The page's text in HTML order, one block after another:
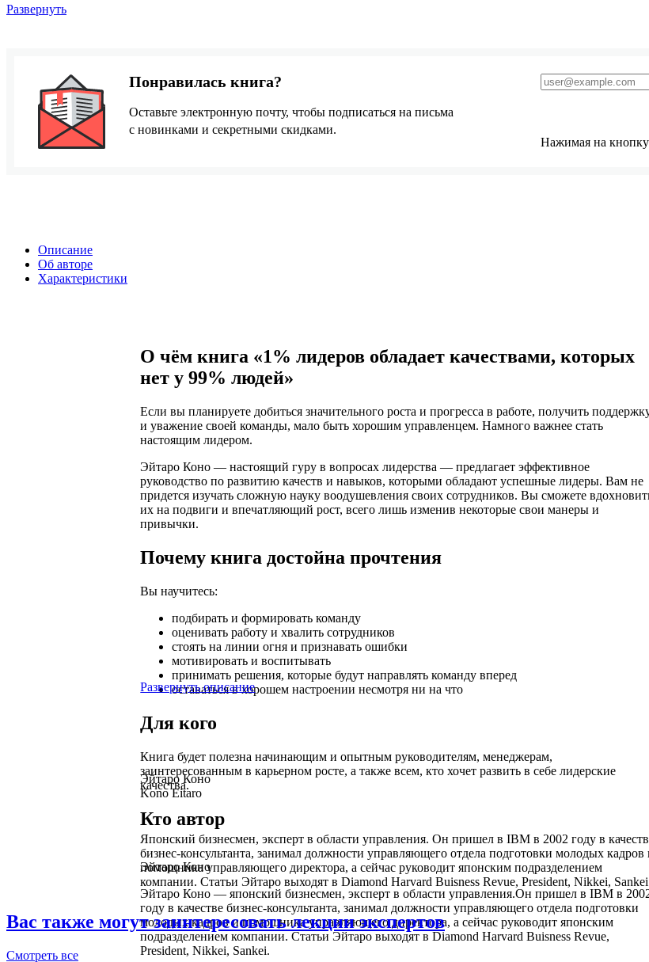
Развернуть
Описание
Об авторе
Характеристики
О чём книга «1% лидеров обладает качествами, которых
нет у 99% людей»
Если вы планируете добиться значительного роста и прогресса в работе, получить
и уважение своей команды, мало быть хорошим управленцем. Намного важнее стать
настоящим лидером.
Эйтаро Коно — настоящий гуру в вопросах лидерства — предлагает эффективное
руководство по развитию качеств и навыков, которыми обладают успешные лидеры. Вам не
придется изучать сложную науку воодушевления своих сотрудников. Вы сможете
их на подвиги и впечатляющий рост, всего лишь изменив некоторые свои манеры и
привычки.
Почему книга достойна прочтения
Вы научитесь:
подбирать и формировать команду
оценивать работу и хвалить сотрудников
стоять на линии огня и признавать ошибки
мотивировать и воспитывать
принимать решения, которые будут направлять команду вперед
оставаться в хорошем настроении несмотря ни на что
Для кого
Книга будет полезна начинающим и опытным руководителям, менеджерам,
заинтересованным в карьерном росте, а также всем, кто хочет развить в себе лидерские
качества.
Кто автор
Эйтаро Коно
Эйтаро Коно — японский бизнесмен, эксперт в области управления.Он пришел в IBM в
году в качестве бизнес-консультанта, занимал должности управляющего отдела подготовки
молодых кадров и помощника управляющего директора, а сейчас руководит японским
подразделением компании. Статьи Эйтаро выходят в Diamond Harvard Buisness Revue,
President, Nikkei, Sankei.
Развернуть описание
Эйтаро Коно
Kono Eitaro
Японский бизнесмен, эксперт в области управления. Он пришел в IBM в 2002 году в
бизнес-консультанта, занимал должности управляющего отдела подготовки молодых кадров
помощника управляющего директора, а сейчас руководит японским подразделением
компании. Статьи Эйтаро выходят в Diamond Harvard Buisness Revue, President, Nikkei,
Понравилась книга?
Оставьте электронную почту, чтобы подписаться на письма
с новинками и секретными скидками.
Нажимая на кнопку
Вас также могут заинтересовать лекции экспертов
Смотреть все